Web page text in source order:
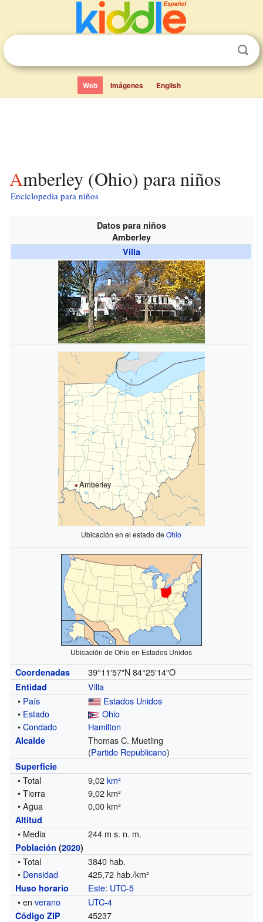
Web Imágenes English
Amberley (Ohio) para niños
Enciclopedia para niños
Datos para niños
Amberley
Villa
Amberley
Ubicación en el estado deOhio
Ubicación de Ohio en Estados Unidos
Coordenadas 39°11′57″N 84°25′14″O
Entidad
Villa
• País
Estados Unidos
• Estado
Ohio
•Condado Hamilton
Alcalde
Thomas C. Muetling
(Partido Republicano)
Superficie
• Total 9,02km²
• Tierra
9,02 km²
• Agua
0,00 km²
Altitud
• Media 244 m s. n. m.
Población (2020)
• Total
3840 hab.
• Densidad 425,72 hab./km²
Huso horario Este: UTC-5
• enverano UTC-4
Código ZIP 45237